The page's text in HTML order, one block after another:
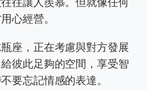
心經營。
座，正在考慮與對方發展
彼此足夠的空間，享受智
要忘記情感的表達。